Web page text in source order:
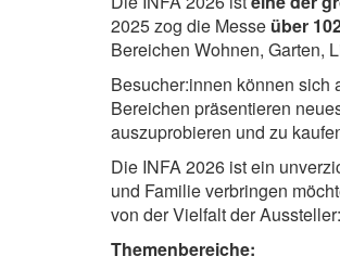
2025 zog die Messe über
Bereichen Wohnen, Garten,
Besucher:innen können sich
Bereichen präsentieren
auszuprobieren und zu
Die INFA 2026 ist ein
und Familie verbringen
von der Vielfalt der
Themenbereiche: